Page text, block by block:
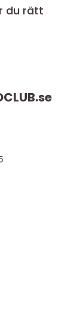
du rätt
se